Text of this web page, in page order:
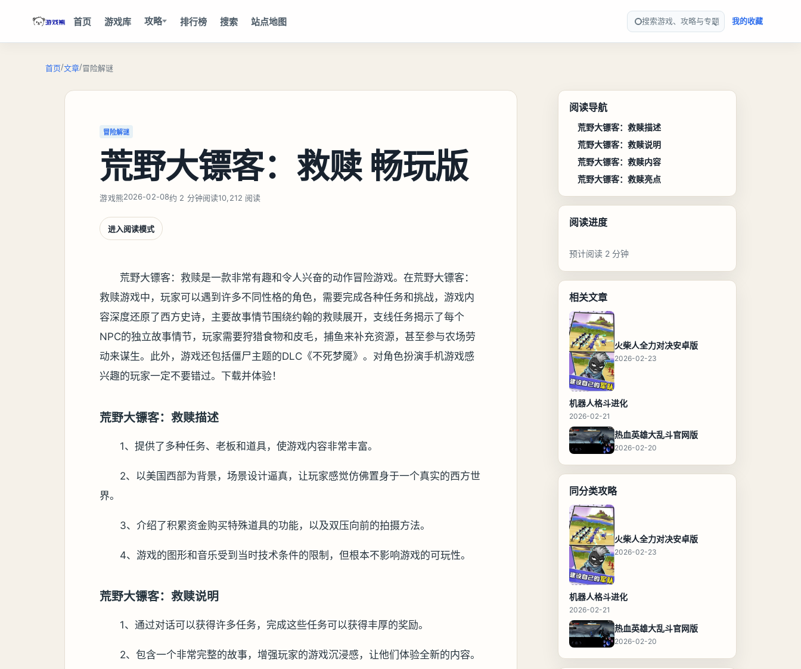
首页 游戏库 攻略 排行榜 搜索 站点地图 搜索游戏、攻略与专题 我的收藏
首页/文章/冒险解谜
冒险解谜
荒野大镖客：救赎 畅玩版
游戏熊2026-02-08约 2 分钟阅读10,212 阅读
进入阅读模式
荒野大镖客：救赎是一款非常有趣和令人兴奋的动作冒险游戏。在荒野大镖客：
救赎游戏中，玩家可以遇到许多不同性格的角色，需要完成各种任务和挑战，游戏内
容深度还原了西方史诗，主要故事情节围绕约翰的救赎展开，支线任务揭示了每个
NPC的独立故事情节，玩家需要狩猎食物和皮毛，捕鱼来补充资源，甚至参与农场劳
动来谋生。此外，游戏还包括僵尸主题的DLC《不死梦魇》。对角色扮演手机游戏感
兴趣的玩家一定不要错过。下载并体验！
荒野大镖客：救赎描述
1、提供了多种任务、老板和道具，使游戏内容非常丰富。
2、以美国西部为背景，场景设计逼真，让玩家感觉仿佛置身于一个真实的西方世
界。
3、介绍了积累资金购买特殊道具的功能，以及双压向前的拍摄方法。
4、游戏的图形和音乐受到当时技术条件的限制，但根本不影响游戏的可玩性。
荒野大镖客：救赎说明
1、通过对话可以获得许多任务，完成这些任务可以获得丰厚的奖励。
2、包含一个非常完整的故事，增强玩家的游戏沉浸感，让他们体验全新的内容。
阅读导航
荒野大镖客：救赎描述
荒野大镖客：救赎说明
荒野大镖客：救赎内容
荒野大镖客：救赎亮点
阅读进度
预计阅读 2 分钟
相关文章
火柴人全力对决安卓版
2026-02-23
机器人格斗进化
2026-02-21
热血英雄大乱斗官网版
2026-02-20
同分类攻略
火柴人全力对决安卓版
2026-02-23
机器人格斗进化
2026-02-21
热血英雄大乱斗官网版
2026-02-20